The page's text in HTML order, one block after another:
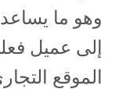
وهو ما
إلى عميل
الموقع